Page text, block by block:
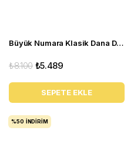
Büyük Numara Klasik Dana Derisi Erkek Ayakkabısı - YKP1088 Bordo Açma
₺5.489
₺8.100
SEPETE EKLE
%50 İNDIRIM